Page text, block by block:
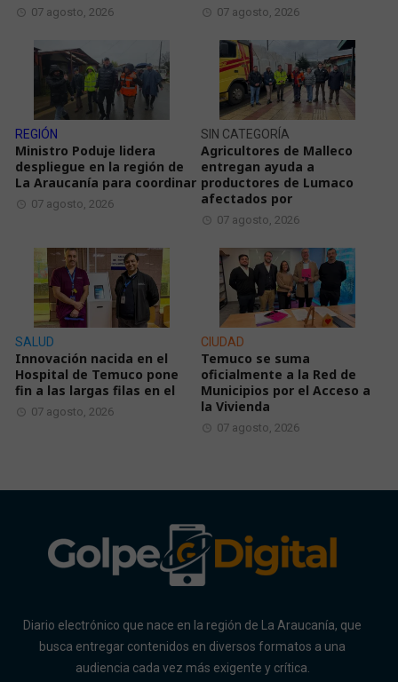
07 agosto, 2026 07 agosto, 2026
REGIÓN
Ministro Poduje lidera
despliegue en la región de
La Araucanía para coordinar
07 agosto, 2026
SIN CATEGORÍA
Agricultores de Malleco
entregan ayuda a
productores de Lumaco
afectados por
07 agosto, 2026
SALUD
Innovación nacida en el
Hospital de Temuco pone
fin a las largas filas en el
07 agosto, 2026
CIUDAD
Temuco se suma
oficialmente a la Red de
Municipios por el Acceso a
la Vivienda
07 agosto, 2026
Diario electrónico que nace en la región de La Araucanía, que
busca entregar contenidos en diversos formatos a una
audiencia cada vez más exigente y crítica.